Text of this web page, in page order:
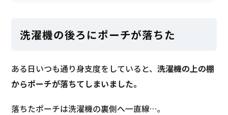
洗濯機の後ろにポーチが落ちた
ある日いつも通り身支度をしていると、洗濯機の上の棚
からポーチが落ちてしまいました。
落ちたポーチは洗濯機の裏側へ一直線…。